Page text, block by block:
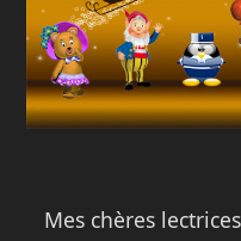
Mes chères